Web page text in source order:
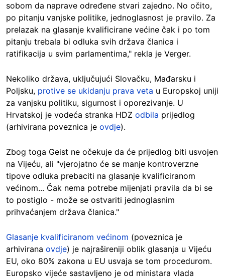
sobom da naprave određene stvari zajedno. No očito,
po pitanju vanjske politike, jednoglasnost je pravilo. Za
prelazak na glasanje kvalificirane većine čak i po tom
pitanju trebala bi odluka svih država članica i
ratifikacija u svim parlamentima," rekla je Verger.
Nekoliko država, uključujući Slovačku, Mađarsku i
Poljsku, protive se ukidanju prava veta u Europskoj uniji
za vanjsku politiku, sigurnost i oporezivanje. U
Hrvatskoj je vodeća stranka HDZ odbila prijedlog
(arhivirana poveznica je ovdje).
Zbog toga Geist ne očekuje da će prijedlog biti usvojen
na Vijeću, ali "vjerojatno će se manje kontroverzne
tipove odluka prebaciti na glasanje kvalificiranom
većinom... Čak nema potrebe mijenjati pravila da bi se
to postiglo - može se ostvariti jednoglasnim
prihvaćanjem država članica."
Glasanje kvalificiranom većinom (poveznica je
arhivirana ovdje) je najrašireniji oblik glasanja u Vijeću
EU, oko 80% zakona u EU usvaja se tom procedurom.
Europsko vijeće sastavljeno je od ministara vlada